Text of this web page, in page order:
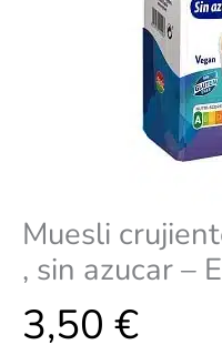
Muesli
, sin azucar –
3,50 €